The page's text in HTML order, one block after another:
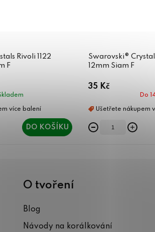
Rivoli 1122
F
DO KOŠÍKU
Swarovski®
12mm Siam F
35 Kč
Do
O tvoření
Blog
Návody na korálkování